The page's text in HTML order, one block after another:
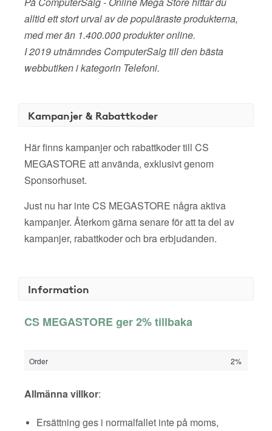
alltid ett stort urval av de populäraste produkterna,
med mer än 1.400.000 produkter online.
I 2019 utnämndes ComputerSalg till den bästa
webbutiken i kategorin Telefoni.
Kampanjer & Rabattkoder
Här finns kampanjer och rabattkoder till CS
MEGASTORE att använda, exklusivt genom
Sponsorhuset.
Just nu har inte CS MEGASTORE några aktiva
kampanjer. Återkom gärna senare för att ta del av
kampanjer, rabattkoder och bra erbjudanden.
Information
CS MEGASTORE ger 2% tillbaka
Order 2%
Allmänna villkor:
Ersättning ges i normalfallet inte på moms,